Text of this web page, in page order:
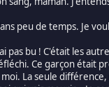
peu de temps. Je
pas bu ! C'était les
Ce garçon était
La seule